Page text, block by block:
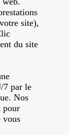
site),
du site
7 par le
Nos
pour
vous